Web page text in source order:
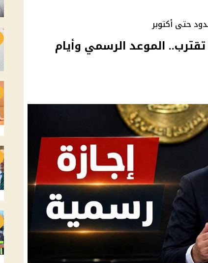
حتى أكتوبر
المولد النبوي 2026 تقترب.. الموعد الرسمي وأيام